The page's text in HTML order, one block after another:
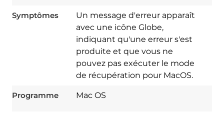
Symptômes
Un message d'erreur apparaît
avec une icône Globe,
indiquant qu'une erreur s'est
produite et que vous ne
pouvez pas exécuter le mode
de récupération pour MacOS.
Programme Mac OSSpy Hunter